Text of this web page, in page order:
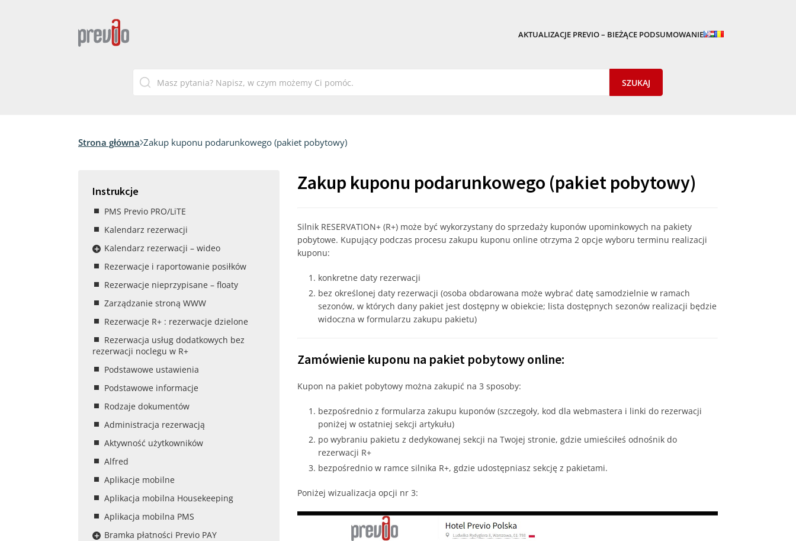
AKTUALIZACJE PREVIO – BIEŻĄCE PODSUMOWANIE
Strona główna Zakup kuponu podarunkowego (pakiet pobytowy)
Instrukcje
PMS Previo PRO/LiTE
Kalendarz rezerwacji
Kalendarz rezerwacji – wideo
Rezerwacje i raportowanie posiłków
Rezerwacje nieprzypisane – floaty
Zarządzanie stroną WWW
Rezerwacje R+ : rezerwacje dzielone
Rezerwacja usług dodatkowych bez
rezerwacji noclegu w R+
Podstawowe ustawienia
Podstawowe informacje
Rodzaje dokumentów
Administracja rezerwacją
Aktywność użytkowników
Alfred
Aplikacje mobilne
Aplikacja mobilna Housekeeping
Aplikacja mobilna PMS
Bramka płatności Previo PAY
Zakup kuponu podarunkowego (pakiet pobytowy)
Silnik RESERVATION+ (R+) może być wykorzystany do sprzedaży kuponów upominkowych na pakiety
pobytowe. Kupujący podczas procesu zakupu kuponu online otrzyma 2 opcje wyboru terminu realizacji
kuponu:
konkretne daty rezerwacji
bez określonej daty rezerwacji (osoba obdarowana może wybrać datę samodzielnie w ramach
sezonów, w których dany pakiet jest dostępny w obiekcie; lista dostępnych sezonów realizacji będzie
widoczna w formularzu zakupu pakietu)
Zamówienie kuponu na pakiet pobytowy online:
Kupon na pakiet pobytowy można zakupić na 3 sposoby:
bezpośrednio z formularza zakupu kuponów (szczegoły, kod dla webmastera i linki do rezerwacji
poniżej w ostatniej sekcji artykułu)
po wybraniu pakietu z dedykowanej sekcji na Twojej stronie, gdzie umieściłeś odnośnik do
rezerwacji R+
bezpośrednio w ramce silnika R+, gdzie udostępniasz sekcję z pakietami.
Poniżej wizualizacja opcji nr 3: